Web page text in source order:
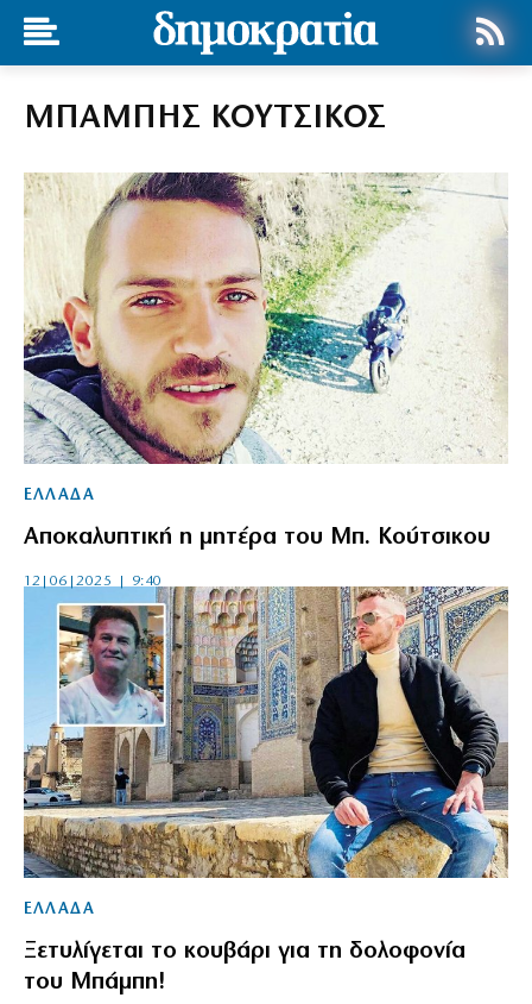
ΜΠΑΜΠΗΣ ΚΟΥΤΣΙΚΟΣ
ΕΛΛΑΔΑ
Αποκαλυπτική η μητέρα του Μπ. Κούτσικου
12|06|2025 | 9:40
ΕΛΛΑΔΑ
Ξετυλίγεται το κουβάρι για τη δολοφονία
του Μπάμπη!